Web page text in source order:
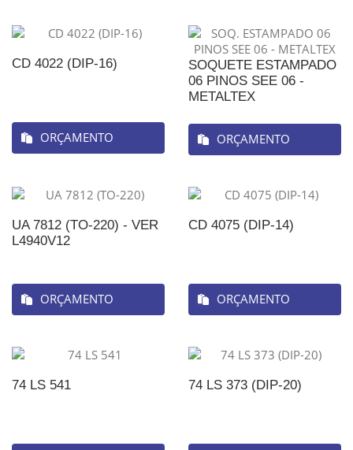
CD 4022 (DIP-16)
ORÇAMENTO
SOQUETE ESTAMPADO
06 PINOS SEE 06 -
METALTEX
ORÇAMENTO
UA 7812 (TO-220) - VER
L4940V12
ORÇAMENTO
CD 4075 (DIP-14)
ORÇAMENTO
74 LS 541 74 LS 373 (DIP-20)